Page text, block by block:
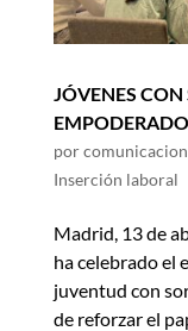
JÓVENES CON
por
Inserción laboral
Madrid, 13 de
ha celebrado el
juventud con
de reforzar el